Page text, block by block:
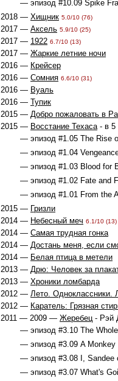
— эпизод #10.09 Spike
2018 — Хищник 5.0/10 (76)
2017 — Аксель 5.9/10 (25)
2017 — 1922 6.7/10 (13)
2017 — Жаркие летние ночи
2016 — Крейсер
2016 — Сомния 6.6/10 (31)
2016 — Вуаль
2016 — Тупик
2015 — Добро пожаловать в
2015 — Восстание Техаса- в 5
— эпизод #1.05 The Rise
— эпизод #1.04
— эпизод #1.03 Blood for
— эпизод #1.02 Fate and
— эпизод #1.01 From the
2015 — Гризли
2014 — Небесный меч 6.1/10 (13)
2014 — Самая трудная гонка
2014 — Достань меня, если
2014 — Белая птица в метели
2013 — Дрю: Человек за
2013 — Хроники ломбарда
2012 — Лето. Одноклассники.
2012 — Каратель: Грязная
2011 — 2009 — Жеребец- Рэй
— эпизод #3.10 The
— эпизод #3.09 A Monkey
— эпизод #3.08 I, Sandee
— эпизод #3.07 What's